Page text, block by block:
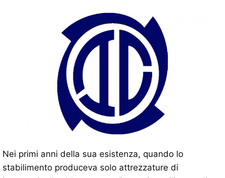
Nei primi anni della sua esistenza, quando lo
stabilimento produceva solo attrezzature di